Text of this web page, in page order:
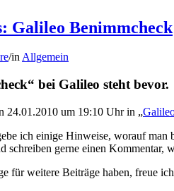
Galileo Benimmcheck
/inAllgemein
bei Galileo steht bevor.
24.01.2010 um 19:10 Uhr in „
ich einige Hinweise, worauf man
schreiben gerne einen Kommentar,
für weitere Beiträge haben, freue